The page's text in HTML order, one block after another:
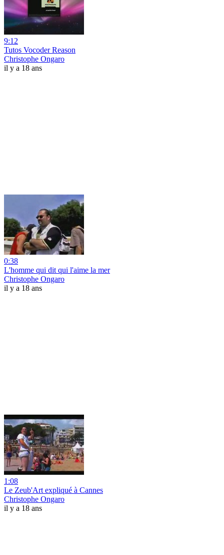
9:12
Tutos Vocoder Reason
Christophe Ongaro
il y a 18 ans
0:38
L'homme qui dit qui l'aime la mer
Christophe Ongaro
il y a 18 ans
1:08
Le Zeub'Art expliqué à Cannes
Christophe Ongaro
il y a 18 ans